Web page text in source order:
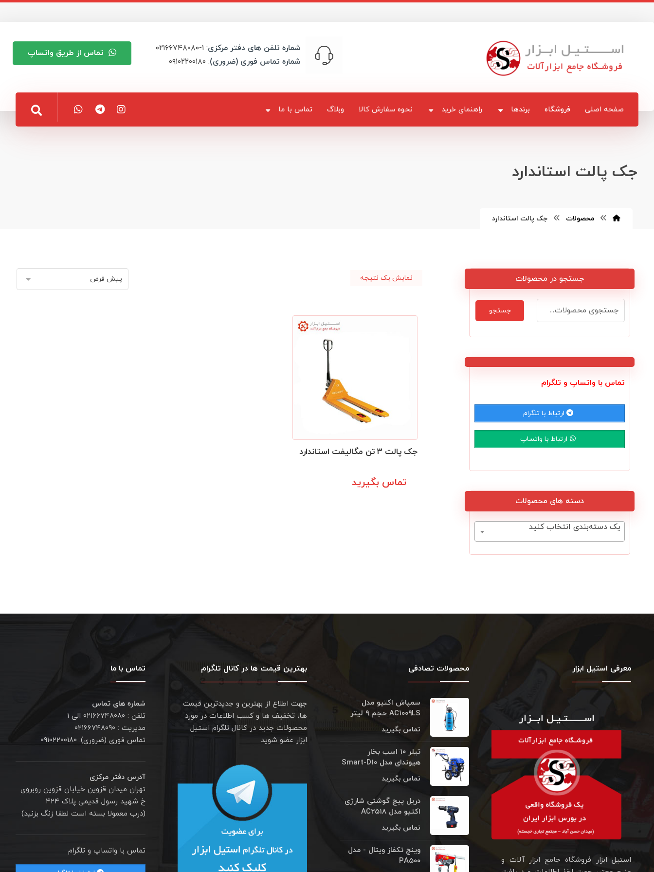
تماس از طریق واتساپ شماره تلفن های دفتر مرکزی: ۱-۰۲۱۶۶۷۴۸۰۸۰
شماره تماس فوری (ضروری): ۰۹۱۰۲۲۰۰۱۸۰
صفحه اصلی فروشگاه برندها راهنمای خرید نحوه سفارش کالا وبلاگ تماس با ما
جک پالت استاندارد
محصولات جک پالت استاندارد
نمایش یک نتیجه
جک پالت ۳ تن مگالیفت استاندارد
تماس بگیرید
جستجو در محصولات
جستجو
تماس با واتساپ و تلگرام
ارتباط با تلگرام
ارتباط با واتساپ
دسته های محصولات
یک دسته‌بندی انتخاب کنید
معرفی استیل ابزار
استیل ابزار فروشگاه جامع ابزار آلات و
محصولات تصادفی
سمپاش اکتيو مدل
AC۱۰۰۹LS حجم ۹ ليتر
تماس بگیرید
تیلر ۱۰ اسب بخار
هیوندای مدل Smart-D۱۰
تماس بگیرید
دریل پیچ گوشتی شارژی
اکتیو مدل AC۲۵۱۸
تماس بگیرید
وینچ تکفاز ویتال - مدل
PA۵۰۰
بهترین قیمت ها در کانال تلگرام
جهت اطلاع از بهترین و جدیدترین قیمت
ها، تخفیف ها و کسب اطلاعات در مورد
محصولات جدید در کانال تلگرام استیل
ابزار عضو شوید
تماس با ما
شماره های تماس
تلفن : ۰۲۱۶۶۷۴۸۰۸۰ الی ۱
مدیریت : ۰۲۱۶۶۷۴۸۰۹۰
تماس فوری (ضروری): ۰۹۱۰۲۲۰۰۱۸۰
آدرس دفتر مرکزی
تهران میدان قزوین خیابان قزوین روبروی
خ شهید رسول قدیمی پلاک ۴۲۴
(درب معمولا بسته است لطفا زنگ بزنید)
تماس با واتساپ و تلگرام